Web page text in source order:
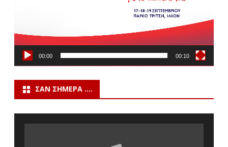
00:00 00:10
ΣΑΝ ΣΉΜΕΡΑ ….